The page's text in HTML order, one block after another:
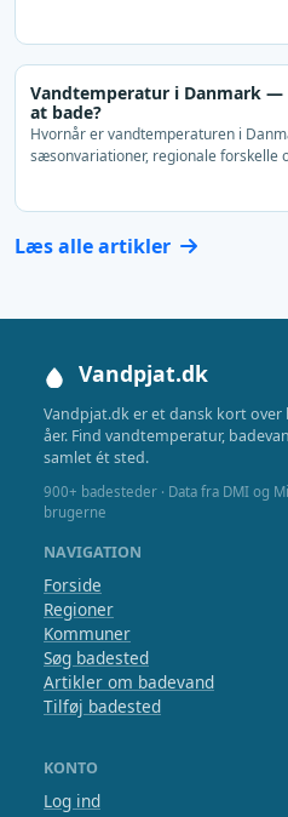
Vandtemperatur i Danmark
at bade?
Hvornår er vandtemperaturen i
sæsonvariationer, regionale forskelle
Læs alle artikler
Vandpjat.dk
Vandpjat.dk er et dansk kort over
åer. Find vandtemperatur,
samlet ét sted.
900+ badesteder · Data fra DMI og
brugerne
NAVIGATION
Forside
Regioner
Kommuner
Søg badested
Artikler om badevand
Tilføj badested
KONTO
Log ind